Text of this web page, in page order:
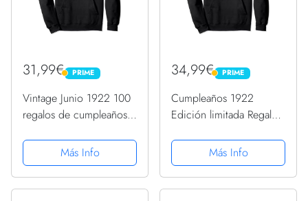
31,99€ PRIME
PRIME
Vintage Junio 1922 100
regalos de cumpleaños
con Capucha
Más Info
34,99€ PRIME
PRIME
Cumpleaños 1922
Edición limitada Regalo
Sudadera con Capucha
Más Info